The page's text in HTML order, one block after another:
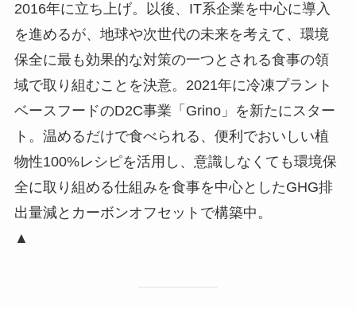
2016年に立ち上げ。以後、IT系企業を中心に導入
を進めるが、地球や次世代の未来を考えて、環境
保全に最も効果的な対策の一つとされる食事の領
域で取り組むことを決意。2021年に冷凍プラント
ベースフードのD2C事業「Grino」を新たにスター
ト。温めるだけで食べられる、便利でおいしい植
物性100%レシピを活用し、意識しなくても環境保
全に取り組める仕組みを食事を中心としたGHG排
出量減とカーボンオフセットで構築中。
▲